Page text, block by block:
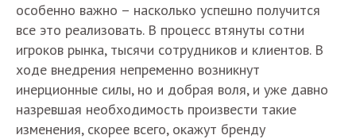
особенно важно – насколько успешно получится
все это реализовать. В процесс втянуты сотни
игроков рынка, тысячи сотрудников и клиентов. В
ходе внедрения непременно возникнут
инерционные силы, но и добрая воля, и уже давно
назревшая необходимость произвести такие
изменения, скорее всего, окажут бренду